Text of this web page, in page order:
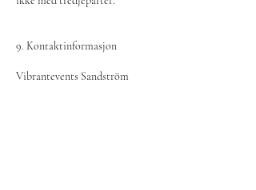
9. Kontaktinformasjon
Vibrantevents Sandström